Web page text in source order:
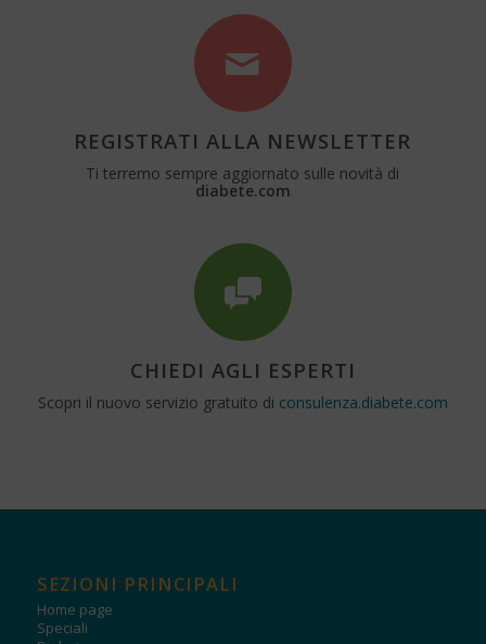
REGISTRATI ALLA NEWSLETTER
Ti terremo sempre aggiornato sulle novità di
diabete.com
CHIEDI AGLI ESPERTI
Scopri il nuovo servizio gratuito di consulenza.diabete.com
SEZIONI PRINCIPALI
Home page
Speciali